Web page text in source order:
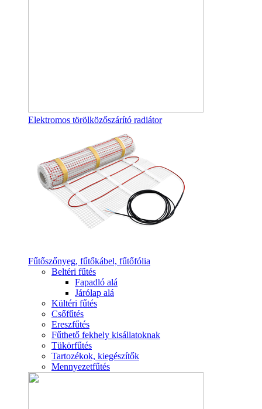
Elektromos törölközőszárító radiátor
Fűtőszőnyeg, fűtőkábel, fűtőfólia
Beltéri fűtés
Fapadló alá
Járólap alá
Kültéri fűtés
Csőfűtés
Ereszfűtés
Fűthető fekhely kisállatoknak
Tükörfűtés
Tartozékok, kiegészítők
Mennyezetfűtés